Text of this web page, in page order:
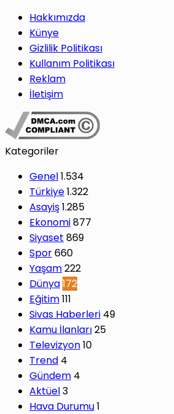
Hakkımızda
Künye
Gizlilik Politikası
Kullanım Politikası
Reklam
İletişim
Kategoriler
Genel1.534
Türkiye1.322
Asayiş1.285
Ekonomi877
Siyaset 869
Spor660
Yaşam222
Dünya172
Eğitim111
Sivas Haberleri 49
Kamu İlanları25
Televizyon10
Trend 4
Gündem 4
Aktüel3
Hava Durumu1